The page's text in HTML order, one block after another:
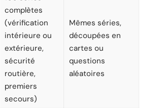
complètes
(vérification
intérieure ou
extérieure,
sécurité
routière,
premiers
secours)
Mêmes séries,
découpées en
cartes ou
questions
aléatoires